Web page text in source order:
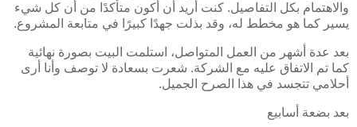
والاهتمام بكل التفاصيل. كنت أريد أن أكون متأكدًا من أن كل شيء
يسير كما هو مخطط له، وقد بذلت جهدًا كبيرًا في متابعة المشروع.
بعد عدة أشهر من العمل المتواصل، استلمت البيت بصورة نهائية
كما تم الاتفاق عليه مع الشركة. شعرت بسعادة لا توصف وأنا أرى
أحلامي تتجسد في هذا الصرح الجميل.
بعد بضعة أسابيع